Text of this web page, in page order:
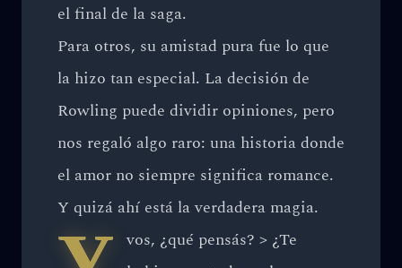
el final de la saga.
Para otros, su amistad pura fue lo que
la hizo tan especial. La decisión de
Rowling puede dividir opiniones, pero
nos regaló algo raro: una historia donde
el amor no siempre significa romance.
Y quizá ahí está la verdadera magia.
vos, ¿qué pensás? > ¿Te